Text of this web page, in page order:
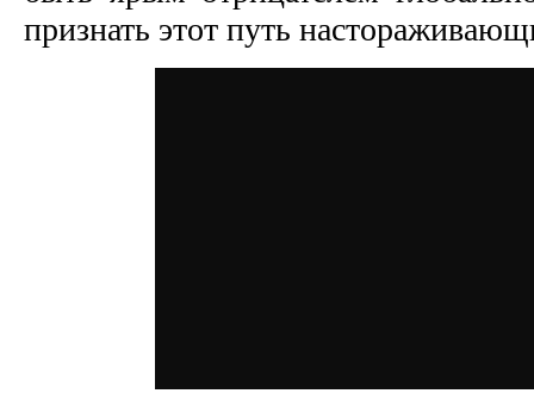
признать этот путь